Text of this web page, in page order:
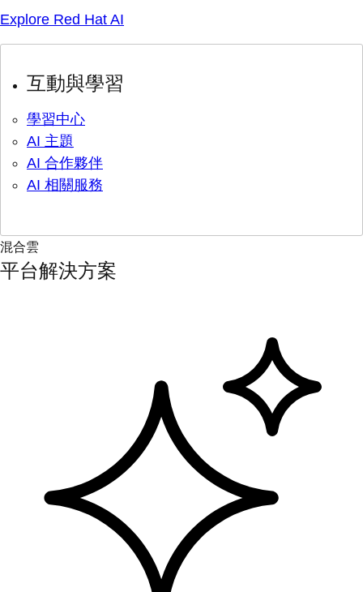
Explore Red Hat AI
互動與學習
學習中心
AI 主題
AI 合作夥伴
AI 相關服務
混合雲
平台解決方案